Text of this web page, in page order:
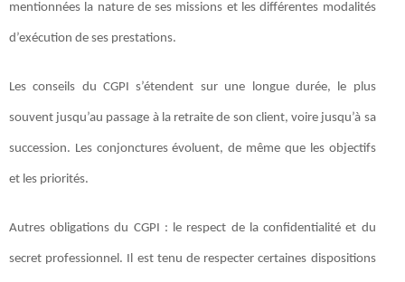
mentionnées la nature de ses missions et les différentes modalités
d’exécution de ses prestations.
Les conseils du CGPI s’étendent sur une longue durée, le plus
souvent jusqu’au passage à la retraite de son client, voire jusqu’à sa
succession. Les conjonctures évoluent, de même que les objectifs
et les priorités.
Autres obligations du CGPI : le respect de la confidentialité et du
secret professionnel. Il est tenu de respecter certaines dispositions